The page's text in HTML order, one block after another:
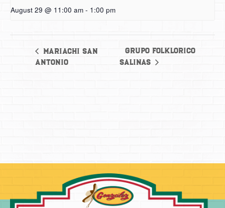
August 29 @ 11:00 am - 1:00 pm
Mariachi San
Antonio
Grupo Folklorico
Salinas